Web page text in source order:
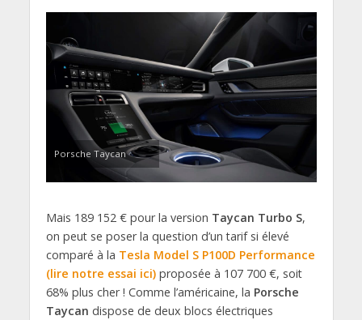
Porsche Taycan
Mais 189 152 € pour la version Taycan Turbo S,
on peut se poser la question d’un tarif si élevé
comparé à la Tesla Model S P100D Performance
(lire notre essai ici)proposée à 107 700 €, soit
68% plus cher ! Comme l’américaine, la Porsche
Taycan dispose de deux blocs électriques